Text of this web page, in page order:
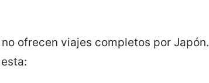
ofrecen viajes completos por Japón.